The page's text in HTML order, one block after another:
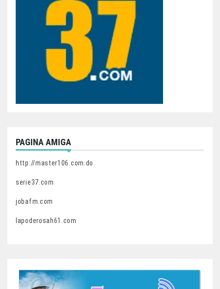
PAGINA AMIGA
http://master106.com.do
serie37.com
jobafm.com
lapoderosah61.com